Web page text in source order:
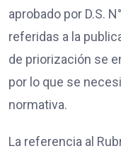
aprobado por D.S.
referidas a la
de priorización se
por lo que se
normativa.
La referencia al